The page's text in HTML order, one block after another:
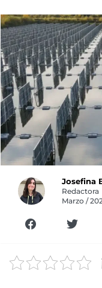
Josefina
Redactora
Marzo /